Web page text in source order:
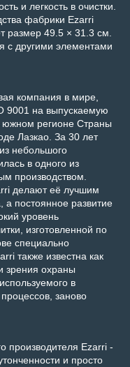
и легкость в очистки.
фабрики Ezarri
размер 49.5 × 31.3 см.
с другими элементами
компания в мире,
9001 на выпускаемую
южном регионе Страны
Лазкао. За 30 лет
небольшого
в одного из
производством.
делают её лучшим
постоянное развитие
уровень
изготовленной по
специально
также известна как
зрения охраны
в
заново
Ezarri -
и просто